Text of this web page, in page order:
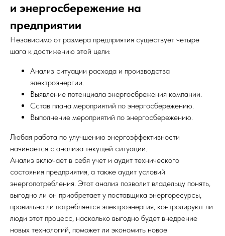
и энергосбережение на
предприятии
Независимо от размера предприятия существует четыре
шага к достижению этой цели:
Анализ ситуации расхода и производства
электроэнергии.
Выявление потенциала энергосбрежения компании.
Сстав плана мероприятий по энергосбережению.
Выполнение мероприятий по энергосбережению.
Любая работа по улучшению энергоэффективности
начинается с анализа текущей ситуации.
Анализ включает в себя учет и аудит технического
состояния предприятия, а также аудит условий
энергопотребления. Этот анализ позволит владельцу понять,
выгодно ли он приобретает у поставщика энергоресурсы,
правильно ли потребляется электроэнергия, контролируют ли
люди этот процесс, насколько выгодно будет внедрение
новых технологий, поможет ли экономить новое